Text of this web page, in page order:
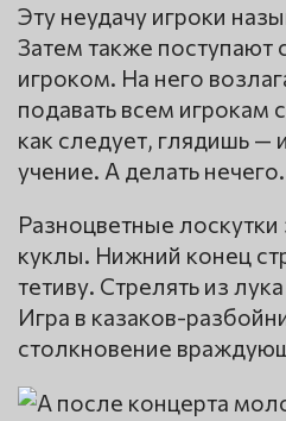
Эту неудачу игроки
Затем также
игроком. На него
подавать всем игрокам
как следует, глядишь —
учение. А делать нечего.
Разноцветные
куклы. Нижний конец
тетиву. Стрелять из
Игра в казаков-
столкновение